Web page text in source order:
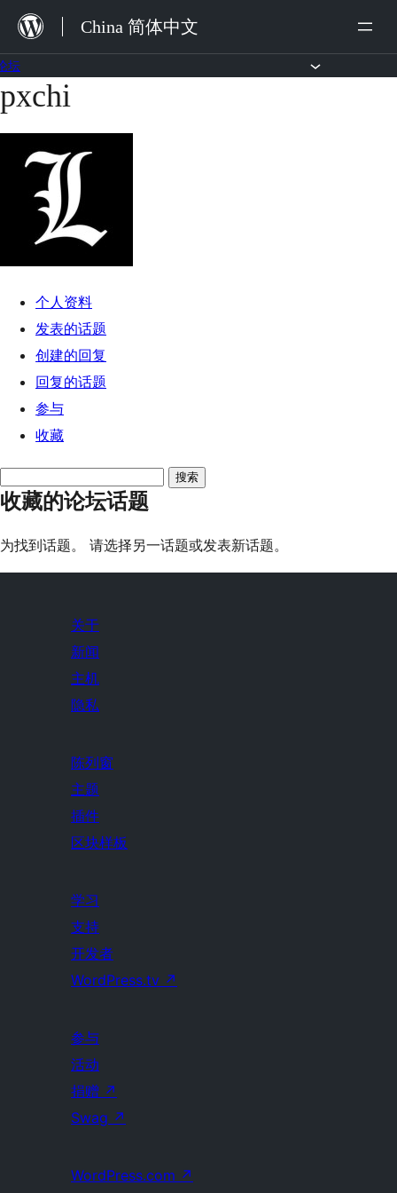
内
容
China 简体中文
坛
跳
至
pxchi
个人资料
发表的话题
创建的回复
回复的话题
参与
收藏
索
题:
收藏的论坛话题
为找到话题。 请选择另一话题或发表新话题。
关于
新闻
主机
隐私
陈列窗
主题
插件
区块样板
学习
支持
开发者
WordPress.tv ↗
参与
活动
捐赠 ↗
Swag ↗
WordPress.com ↗